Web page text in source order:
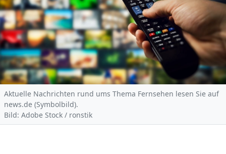
Aktuelle Nachrichten rund ums Thema Fernsehen lesen Sie auf
news.de (Symbolbild).
Bild: Adobe Stock / ronstik